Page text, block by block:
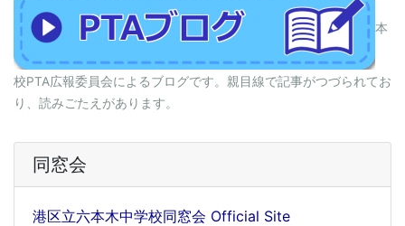
本
校PTA広報委員会によるブログです。親目線で記事がつづられてお
り、読みごたえがあります。
同窓会
港区立六本木中学校同窓会 Official Site